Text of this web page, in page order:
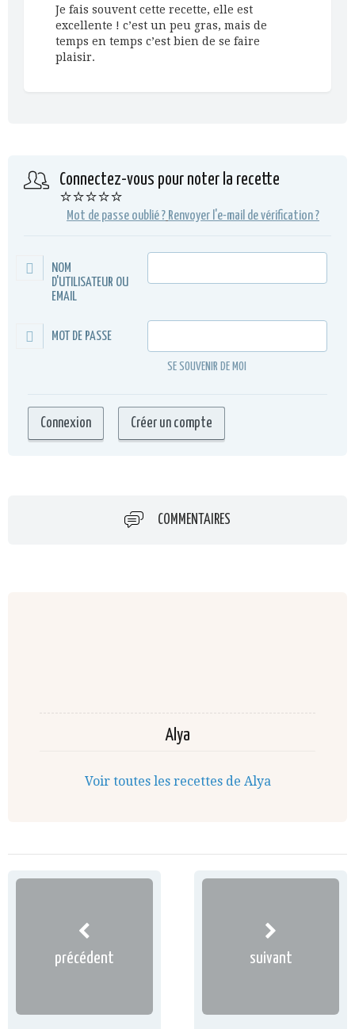
Je fais souvent cette recette, elle est
excellente ! c’est un peu gras, mais de
temps en temps c’est bien de se faire
plaisir.
Connectez-vous pour noter la recette
⭐⭐⭐⭐⭐
Mot de passe oublié ? Renvoyer l'e-mail de vérification ?
NOM
D'UTILISATEUR OU
EMAIL
MOT DE PASSE
SE SOUVENIR DE MOI
COMMENTAIRES
Alya
Voir toutes les recettes de Alya
précédent suivant